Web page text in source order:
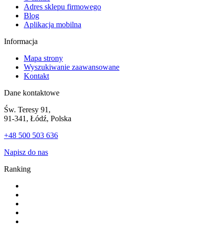
Adres sklepu firmowego
Blog
Aplikacja mobilna
Informacja
Mapa strony
Wyszukiwanie zaawansowane
Kontakt
Dane kontaktowe
Św. Teresy 91,
91-341, Łódź, Polska
+48 500 503 636
Napisz do nas
Ranking